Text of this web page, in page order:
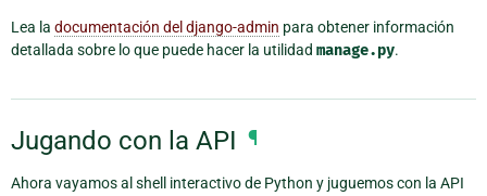
Lea la documentación del django-admin para obtener información
detallada sobre lo que puede hacer la utilidad manage.py.
Jugando con la API ¶
Ahora vayamos al shell interactivo de Python y juguemos con la API